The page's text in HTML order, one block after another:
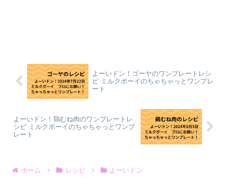
よーいドン！ゴーヤのワンプレートレシ
ピ ミルクボーイのちゃちゃっとワンプレ
ート
よーいドン！鶏むね肉のワンプレートレ
シピ ミルクボーイのちゃちゃっとワンプ
レート
ホーム レシピ よーいドン